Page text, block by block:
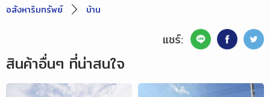
อสังหาริมทรัพย์
บ้าน
แชร์:
สินค้าอื่นๆ ที่น่าสนใจ